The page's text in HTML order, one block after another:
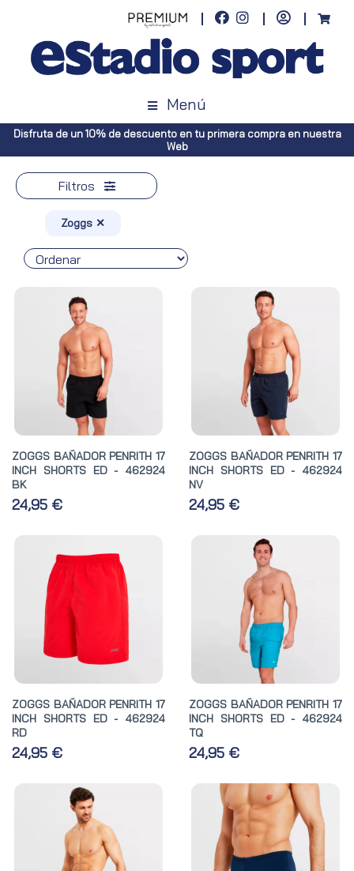
Menú
Envíos gratuitos a toda España (Canarias, pedidos superiores a
Península, pedidos superiores a 100€)
Filtros
Zoggs ✕
ZOGGS BAÑADOR PENRITH 17
INCH SHORTS ED - 462924
BK
24,95 €
ZOGGS BAÑADOR PENRITH 17
INCH SHORTS ED - 462924
NV
24,95 €
ZOGGS BAÑADOR PENRITH 17
INCH SHORTS ED - 462924
RD
24,95 €
ZOGGS BAÑADOR PENRITH 17
INCH SHORTS ED - 462924
TQ
24,95 €